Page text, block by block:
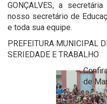
GONÇALVES, a
nosso secretário de
e toda sua equipe.
PREFEITURA MUNICIPAL
SERIEDADE E TRABALHO
de